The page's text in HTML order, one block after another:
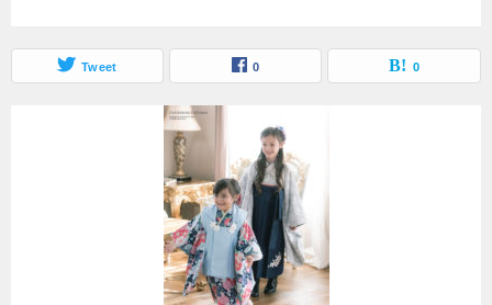
Tweet 0 0